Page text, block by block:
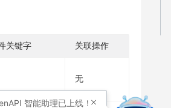
关键字 关联操作
无
智能助理已上线！